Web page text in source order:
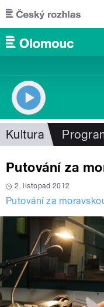
Přejít k hlavnímu obsahu
Kultura
Putování za
2. listopad 2012
Putování za